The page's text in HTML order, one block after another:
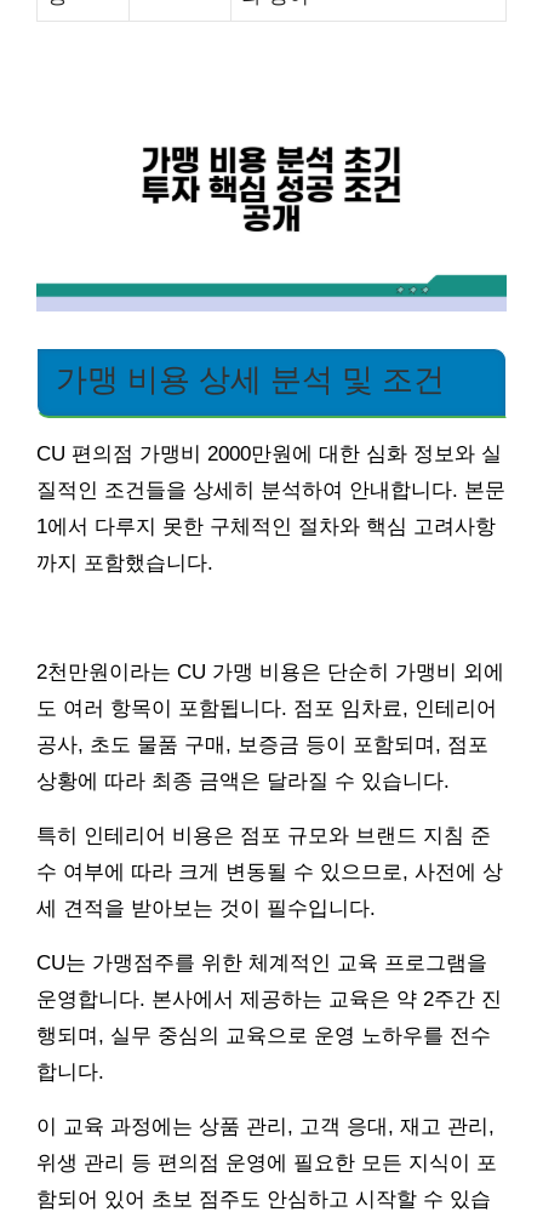
가맹 비용 상세 분석 및 조건
CU 편의점 가맹비 2000만원에 대한 심화 정보와 실
질적인 조건들을 상세히 분석하여 안내합니다. 본문
1에서 다루지 못한 구체적인 절차와 핵심 고려사항
까지 포함했습니다.
2천만원이라는 CU 가맹 비용은 단순히 가맹비 외에
도 여러 항목이 포함됩니다. 점포 임차료, 인테리어
공사, 초도 물품 구매, 보증금 등이 포함되며, 점포
상황에 따라 최종 금액은 달라질 수 있습니다.
특히 인테리어 비용은 점포 규모와 브랜드 지침 준
수 여부에 따라 크게 변동될 수 있으므로, 사전에 상
세 견적을 받아보는 것이 필수입니다.
CU는 가맹점주를 위한 체계적인 교육 프로그램을
운영합니다. 본사에서 제공하는 교육은 약 2주간 진
행되며, 실무 중심의 교육으로 운영 노하우를 전수
합니다.
이 교육 과정에는 상품 관리, 고객 응대, 재고 관리,
위생 관리 등 편의점 운영에 필요한 모든 지식이 포
함되어 있어 초보 점주도 안심하고 시작할 수 있습